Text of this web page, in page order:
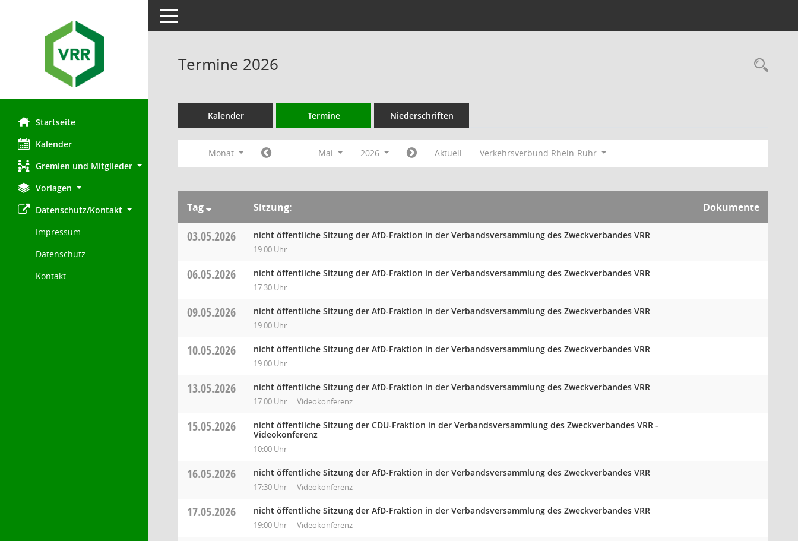
Startseite
Kalender
Gremien und Mitglieder
Vorlagen
Datenschutz/Kontakt
Impressum
Datenschutz
Kontakt
Toggle navigation
Termine 2026
Kalender Termine Niederschriften
Monat Mai 2026 Aktuell Verkehrsverbund Rhein-Ruhr
Tag Sitzung: Dokumente
03.05.2026 nicht öffentliche Sitzung der AfD-Fraktion in der Verbandsversammlung des Zweckverbandes VRR
19:00 Uhr
06.05.2026 nicht öffentliche Sitzung der AfD-Fraktion in der Verbandsversammlung des Zweckverbandes VRR
17:30 Uhr
09.05.2026 nicht öffentliche Sitzung der AfD-Fraktion in der Verbandsversammlung des Zweckverbandes VRR
19:00 Uhr
10.05.2026 nicht öffentliche Sitzung der AfD-Fraktion in der Verbandsversammlung des Zweckverbandes VRR
19:00 Uhr
13.05.2026 nicht öffentliche Sitzung der AfD-Fraktion in der Verbandsversammlung des Zweckverbandes VRR
17:00 Uhr Videokonferenz
15.05.2026
nicht öffentliche Sitzung der CDU-Fraktion in der Verbandsversammlung des Zweckverbandes VRR -
Videokonferenz
10:00 Uhr
16.05.2026 nicht öffentliche Sitzung der AfD-Fraktion in der Verbandsversammlung des Zweckverbandes VRR
17:30 Uhr Videokonferenz
17.05.2026 nicht öffentliche Sitzung der AfD-Fraktion in der Verbandsversammlung des Zweckverbandes VRR
19:00 Uhr Videokonferenz